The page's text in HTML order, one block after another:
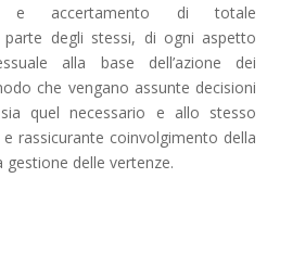
e accertamento di totale
parte degli stessi, di ogni aspetto
alla base dell’azione dei
che vengano assunte decisioni
quel necessario e allo stesso
rassicurante coinvolgimento della
gestione delle vertenze.